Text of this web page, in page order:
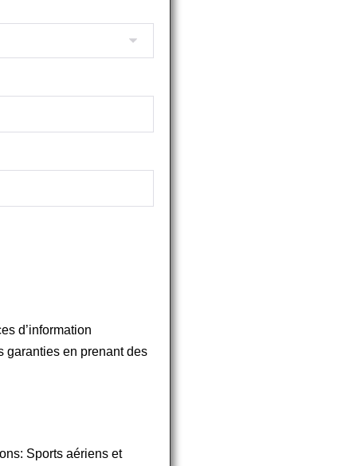
d’information
garanties en prenant des
Sports aériens et